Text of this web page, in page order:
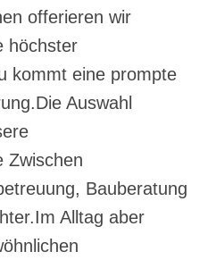
offerieren wir
höchster
kommt eine prompte
Auswahl
Zwischen
Bauberatung
Alltag aber